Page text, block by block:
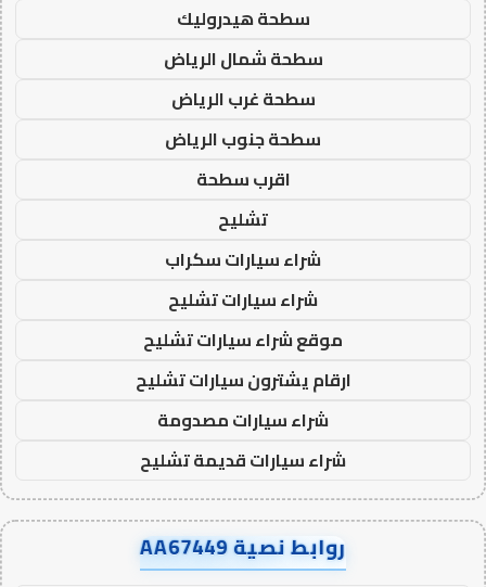
سطحة هيدروليك
سطحة شمال الرياض
سطحة غرب الرياض
سطحة جنوب الرياض
اقرب سطحة
تشليح
شراء سيارات سكراب
شراء سيارات تشليح
موقع شراء سيارات تشليح
ارقام يشترون سيارات تشليح
شراء سيارات مصدومة
شراء سيارات قديمة تشليح
روابط نصية AA67449